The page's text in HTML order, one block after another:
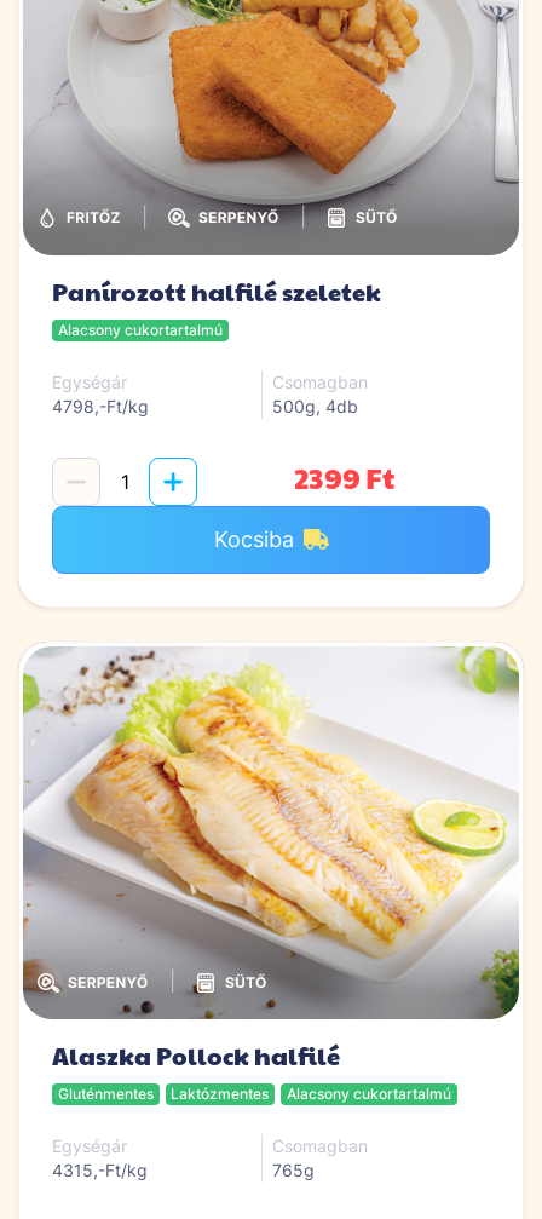
|
Panírozott halfilé szeletek
Alacsony cukortartalmú
Egységár
4798,-Ft/kg
Csomagban
500g, 4db
2399 Ft
Kocsiba
Alaszka Pollock halfilé
Gluténmentes Laktózmentes Alacsony cukortartalmú
Egységár
4315,-Ft/kg
Csomagban
765g